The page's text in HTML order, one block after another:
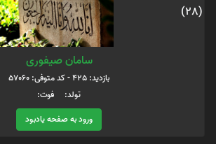
(28)
سامان صیفوری
بازدید: 425 - کد متوفی: 57060
تولد: فوت:
ورود به صفحه یادبود